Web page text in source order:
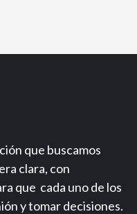
que buscamos
clara, con
que cada uno de los
y tomar decisiones.